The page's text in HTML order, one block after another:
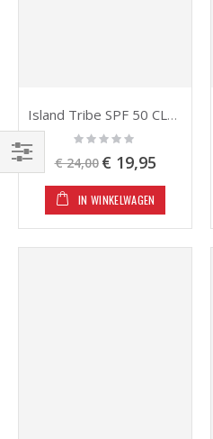
Island Tribe SPF 50 CLEAR GEL 100 ML
Rating:
0%
€ 24,00 Speciale
prijs
€ 19,95
IN WINKELWAGEN
Filteren